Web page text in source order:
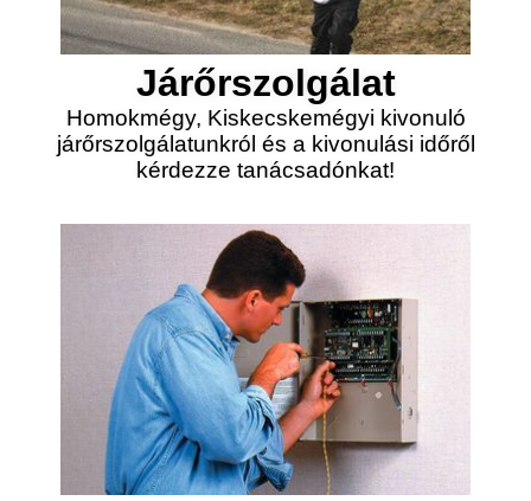
Járőrszolgálat
Homokmégy, Kiskecskemégyi kivonuló
járőrszolgálatunkról és a kivonulási időről
kérdezze tanácsadónkat!